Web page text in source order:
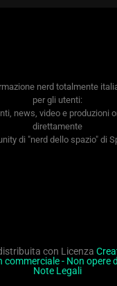
nerd totalmente
per gli utenti:
news, video e produzioni
direttamente
di "nerd dello spazio" di
con Licenza
commerciale - Non opere
Note Legali